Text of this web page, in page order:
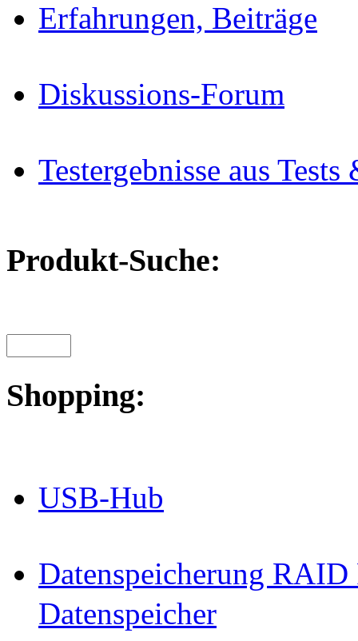
Erfahrungen, Beiträge
Diskussions-Forum
Testergebnisse aus
Produkt-Suche:
Shopping:
USB-Hub
Datenspeicherung
Datenspeicher